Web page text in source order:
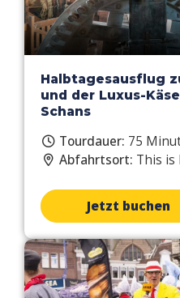
Halbtagesausflug
und der Luxus-
Schans
Tourdauer: 75
Abfahrtsort: This is
Jetzt buchen